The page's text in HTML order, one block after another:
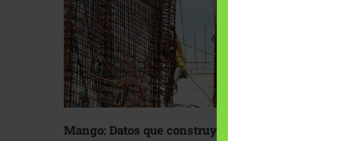
Mango: Datos que construyen confianza